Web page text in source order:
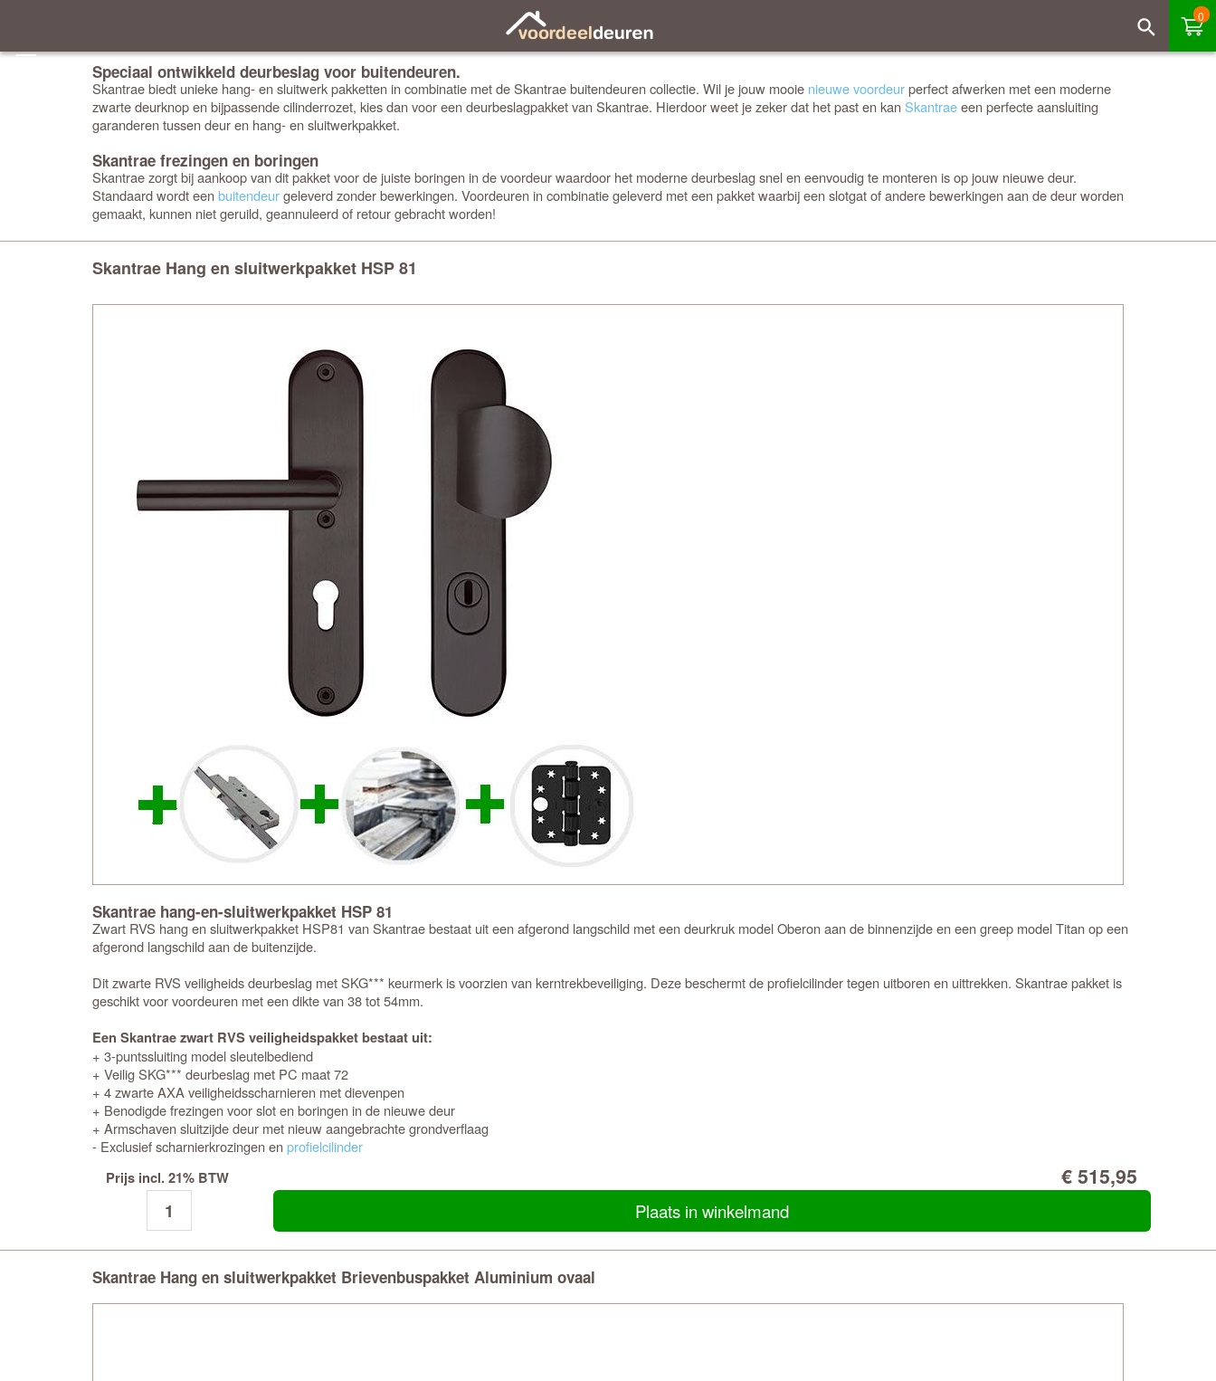
0
Speciaal ontwikkeld deurbeslag voor buitendeuren.
Skantrae biedt unieke hang- en sluitwerk pakketten in combinatie met de Skantrae buitendeuren collectie. Wil je jouw mooie nieuwe voordeurperfect afwerken met een moderne
zwarte deurknop en bijpassende cilinderrozet, kies dan voor een deurbeslagpakket van Skantrae. Hierdoor weet je zeker dat het past en kanSkantraeeen perfecte aansluiting
garanderen tussen deur en hang- en sluitwerkpakket.
Skantrae frezingen en boringen
Skantrae zorgt bij aankoop van dit pakket voor de juiste boringen in de voordeur waardoor het moderne deurbeslag snel en eenvoudig te monteren is op jouw nieuwe deur.
Standaard wordt eenbuitendeurgeleverd zonder bewerkingen. Voordeuren in combinatie geleverd met een pakket waarbij een slotgat of andere bewerkingen aan de deur worden
gemaakt, kunnen niet geruild, geannuleerd of retour gebracht worden!
Skantrae Hang en sluitwerkpakket HSP 81
Skantrae hang-en-sluitwerkpakket HSP 81
Zwart RVS hang en sluitwerkpakket HSP81 van Skantrae bestaat uit een afgerond langschild met een deurkruk model Oberon aan de binnenzijde en een greep model Titan op een
afgerond langschild aan de buitenzijde.
Dit zwarte RVS veiligheids deurbeslag met SKG*** keurmerk is voorzien van kerntrekbeveiliging. Deze beschermt de profielcilinder tegen uitboren en uittrekken. Skantrae pakket is
geschikt voor voordeuren met een dikte van 38 tot 54mm.
Een Skantrae zwart RVS veiligheidspakket bestaat uit:
+ 3-puntssluiting model sleutelbediend
+ Veilig SKG*** deurbeslag met PC maat 72
+ 4 zwarte AXA veiligheidsscharnieren met dievenpen
+ Benodigde frezingen voor slot en boringen in de nieuwe deur
+ Armschaven sluitzijde deur met nieuw aangebrachte grondverflaag
- Exclusief scharnierkrozingen enprofielcilinder
Prijs incl. 21% BTW
€ 515,95
Plaats in winkelmand
Skantrae Hang en sluitwerkpakket Brievenbuspakket Aluminium ovaal